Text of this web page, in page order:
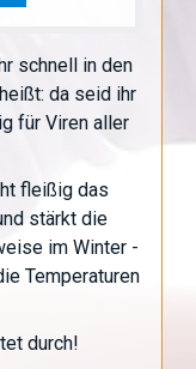
schnell in den
da seid ihr
für Viren aller
fleißig das
stärkt die
im Winter -
Temperaturen
durch!